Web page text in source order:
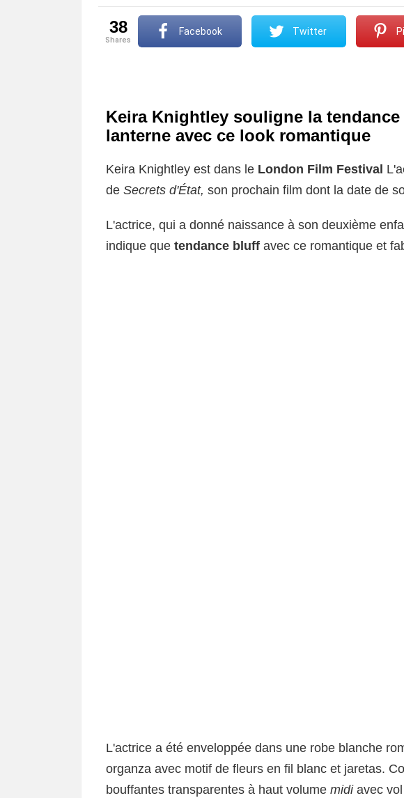
38
shares
Facebook Twitter
Keira Knightley souligne la tendance
lanterne avec ce look romantique
Keira Knightley est dans le London Film Festival
de Secrets d'État, son prochain film dont la date de
L'actrice, qui a donné naissance à son deuxième
indique que tendance bluff avec ce romantique et
L'actrice a été enveloppée dans une robe blanche
organza avec motif de fleurs en fil blanc et jaretas.
bouffantes transparentes à haut volume midiavec vol